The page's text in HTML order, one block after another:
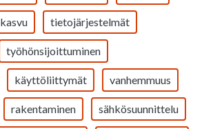
kasvu tietojärjestelmät
työhönsijoittuminen
käyttöliittymät vanhemmuus
rakentaminen sähkösuunnittelu